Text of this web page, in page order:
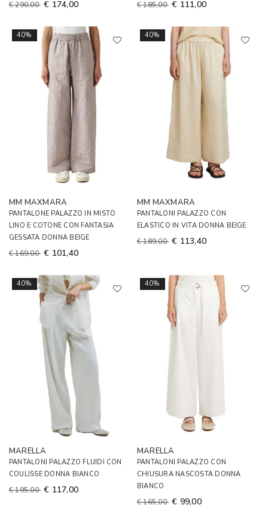
€ 290,00 € 174,00 € 185,00 € 111,00
40%
MM MAXMARA
PANTALONE PALAZZO IN MISTO
LINO E COTONE CON FANTASIA
GESSATA DONNA BEIGE
€ 169,00 € 101,40
40%
MM MAXMARA
PANTALONI PALAZZO CON
ELASTICO IN VITA DONNA BEIGE
€ 189,00 € 113,40
40%
MARELLA
PANTALONI PALAZZO FLUIDI CON
COULISSE DONNA BIANCO
€ 195,00 € 117,00
40%
MARELLA
PANTALONI PALAZZO CON
CHIUSURA NASCOSTA DONNA
BIANCO
€ 165,00 € 99,00